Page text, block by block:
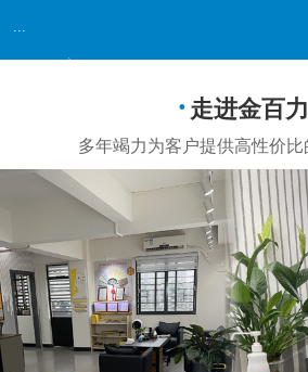
走进金百力